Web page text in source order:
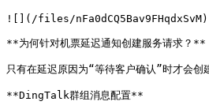
![](/files/nFa0dCQ5Bav9FHqdxSvM)
**为何针对机票延迟通知创建服务请求？**
只有在延迟原因为“等待客户确认”时才会创
**DingTalk群组消息配置**